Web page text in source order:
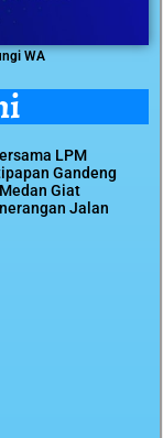
WA
LPM
Gandeng
Giat
Jalan